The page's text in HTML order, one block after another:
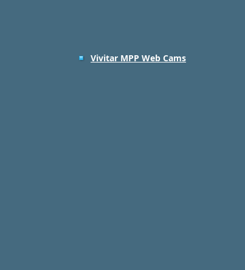
Vivitar MPP Web Cams